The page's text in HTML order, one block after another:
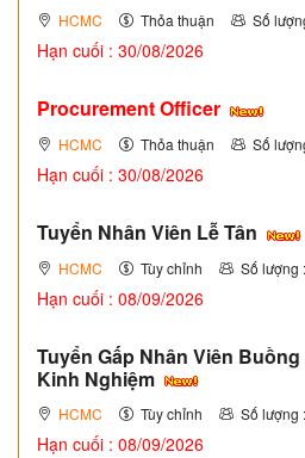
HCMC Thỏa thuận Số
Hạn cuối : 30/08/2026
Procurement Officer
HCMC Thỏa thuận Số
Hạn cuối : 30/08/2026
Tuyển Nhân Viên Lễ Tân
HCMC Tùy chỉnh Số lượng
Hạn cuối : 08/09/2026
Tuyển Gấp Nhân Viên
Kinh Nghiệm
HCMC Tùy chỉnh Số lượng
Hạn cuối : 08/09/2026